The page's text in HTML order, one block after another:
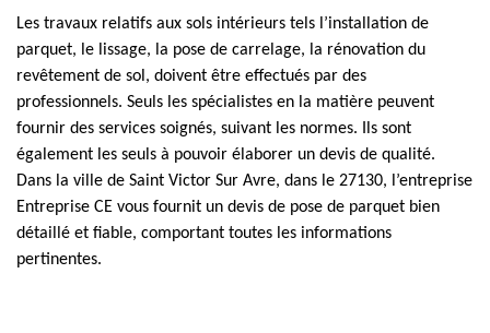
Les travaux relatifs aux sols intérieurs tels l’installation de
parquet, le lissage, la pose de carrelage, la rénovation du
revêtement de sol, doivent être effectués par des
professionnels. Seuls les spécialistes en la matière peuvent
fournir des services soignés, suivant les normes. Ils sont
également les seuls à pouvoir élaborer un devis de qualité.
Dans la ville de Saint Victor Sur Avre, dans le 27130, l’entreprise
Entreprise CE vous fournit un devis de pose de parquet bien
détaillé et fiable, comportant toutes les informations
pertinentes.